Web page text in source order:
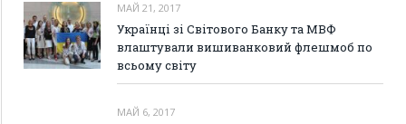
МАЙ 21, 2017
Українці зі Світового Банку та МВФ
влаштували вишиванковий флешмоб по
всьому світу
МАЙ 6, 2017